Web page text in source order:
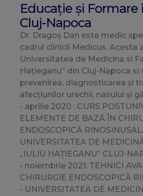
Educație și Formare
Cluj-Napoca
Dr. Dragoș Dan este medic
cadrul clinicii Medicus. Acesta
Universitatea de Medicina si
Hațieganu” din Cluj-Napoca si
prevenirea, diagnosticarea și
afecțiunilor urechii, nasului și
- aprilie 2020 : CURS
ELEMENTE DE BAZĂ ÎN
ENDOSCOPICĂ
UNIVERSITATEA DE
„IULIU HAȚIEGANU” CLUJ-
- noiembrie 2021: TEHNICI
CHIRURGIE ENDOSCOPICĂ
- UNIVERSITATEA DE